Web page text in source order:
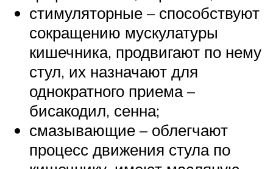
стимуляторные – способствуют
сокращению мускулатуры
кишечника, продвигают по нему
стул, их назначают для
однократного приема –
бисакодил, сенна;
смазывающие – облегчают
процесс движения стула по